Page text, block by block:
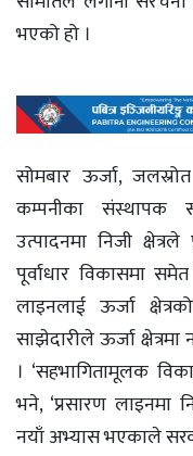
भएको हो ।
सोमबार ऊर्जा,
कम्पनीका संस्थापक
उत्पादनमा निजी
पूर्वाधार विकासमा
लाइनलाई ऊर्जा
साझेदारीले ऊर्जा
। ‘सहभागितामूलक
भने, ‘प्रसारण लाइनमा
नयाँ अभ्यास भएकाले